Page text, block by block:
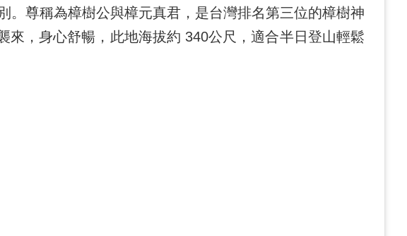
。尊稱為樟樹公與樟元真君，是台灣排名第三位的樟樹神
，身心舒暢，此地海拔約 340公尺，適合半日登山輕鬆